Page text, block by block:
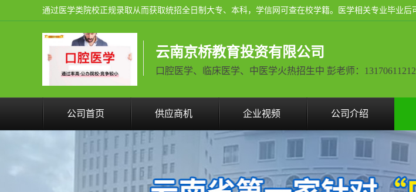
云南京桥教育投资有限公司
口腔医学、临床医学、中医学火热招生中 彭老师：13170611212
公司首页 供应商机 企业视频 公司介绍